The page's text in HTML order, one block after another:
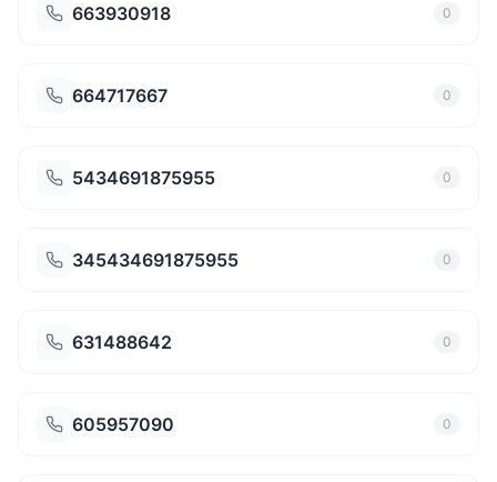
663930918 0
664717667 0
5434691875955 0
345434691875955 0
631488642 0
605957090 0